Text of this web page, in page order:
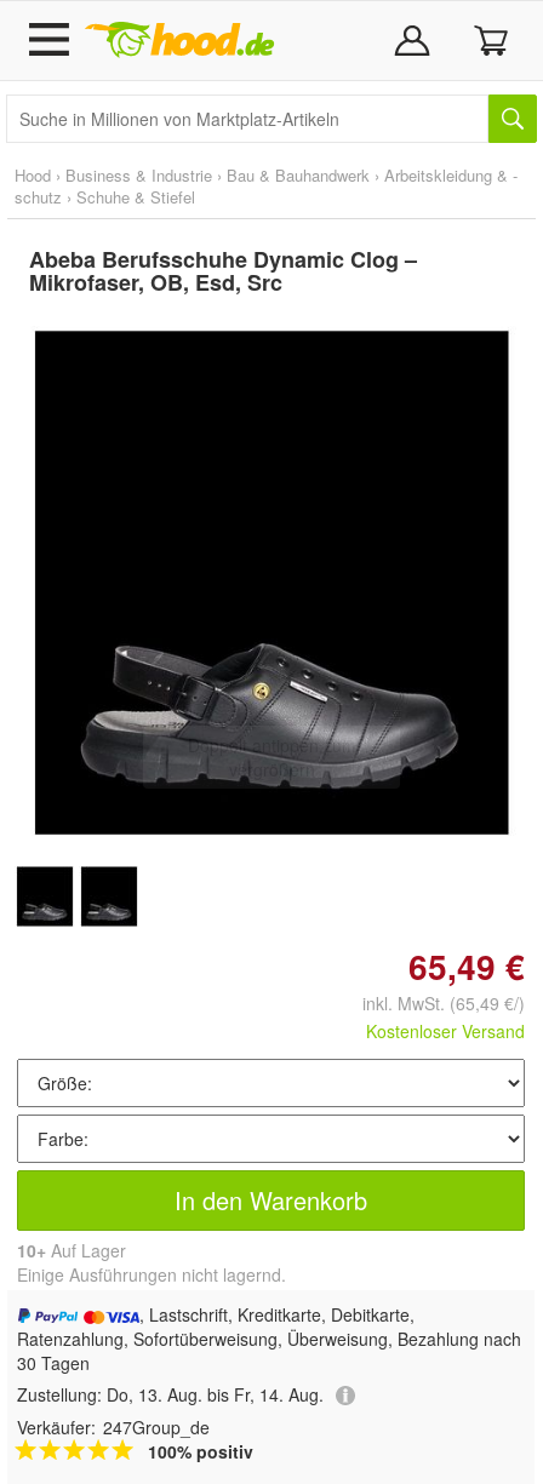
Hood › Business & Industrie › Bau & Bauhandwerk › Arbeitskleidung & -
schutz › Schuhe & Stiefel
Abeba Berufsschuhe Dynamic Clog –
Mikrofaser, OB, Esd, Src
Doppelt antippen zum
vergrößern
65,49 €
inkl. MwSt. (65,49 €/)
Kostenloser Versand
In den Warenkorb
10+ Auf Lager
Einige Ausführungen nicht lagernd.
, Lastschrift, Kreditkarte, Debitkarte,
Ratenzahlung, Sofortüberweisung, Überweisung, Bezahlung nach
30 Tagen
Zustellung: Do, 13. Aug. bis Fr, 14. Aug.
Verkäufer: 247Group_de
100% positiv